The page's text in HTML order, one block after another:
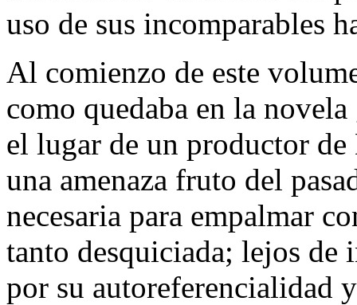
uso de sus incomparables
Al comienzo de este
como quedaba en la
el lugar de un productor
una amenaza fruto del
necesaria para empalmar
tanto desquiciada; lejos de
por su autoreferencialidad